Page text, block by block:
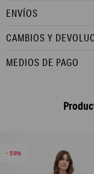
ENVÍOS
CAMBIOS Y
MEDIOS DE PAGO
59